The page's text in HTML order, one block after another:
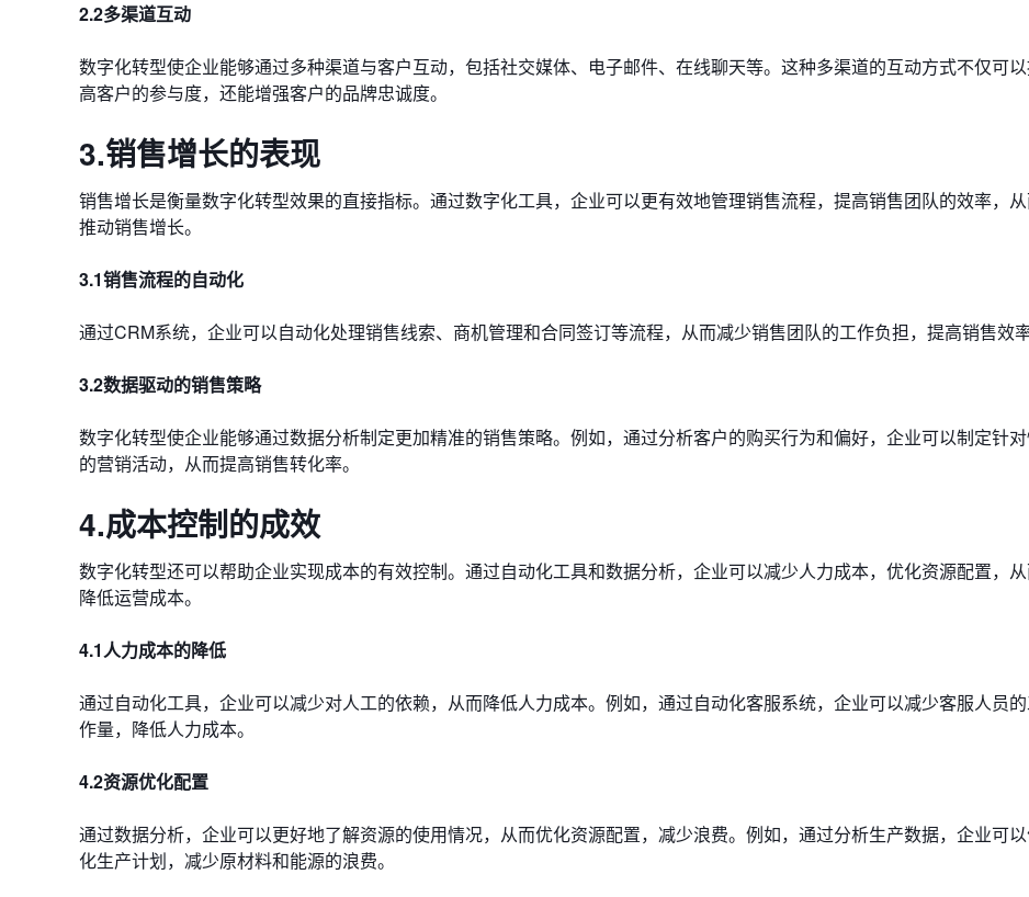
2.2多渠道互动
数字化转型使企业能够通过多种渠道与客户互动，包括社交媒体、电子邮件、在线聊天等。这种多渠道的互动方式不仅可
高客户的参与度，还能增强客户的品牌忠诚度。
3.销售增长的表现
销售增长是衡量数字化转型效果的直接指标。通过数字化工具，企业可以更有效地管理销售流程，提高销售团队的效率，
推动销售增长。
3.1销售流程的自动化
通过CRM系统，企业可以自动化处理销售线索、商机管理和合同签订等流程，从而减少销售团队的工作负担，提高销售效率
3.2数据驱动的销售策略
数字化转型使企业能够通过数据分析制定更加精准的销售策略。例如，通过分析客户的购买行为和偏好，企业可以制定针
的营销活动，从而提高销售转化率。
4.成本控制的成效
数字化转型还可以帮助企业实现成本的有效控制。通过自动化工具和数据分析，企业可以减少人力成本，优化资源配置，
降低运营成本。
4.1人力成本的降低
通过自动化工具，企业可以减少对人工的依赖，从而降低人力成本。例如，通过自动化客服系统，企业可以减少客服人员
作量，降低人力成本。
4.2资源优化配置
通过数据分析，企业可以更好地了解资源的使用情况，从而优化资源配置，减少浪费。例如，通过分析生产数据，企业可
化生产计划，减少原材料和能源的浪费。